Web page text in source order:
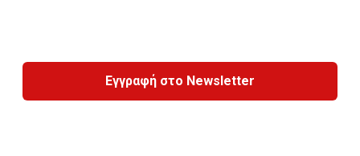
Εγγραφή στο Newsletter